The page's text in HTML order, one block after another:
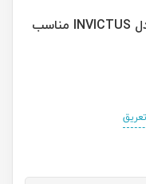
رول ضد تعریق پلی هات مومنت مدل INVICTUS مناسب